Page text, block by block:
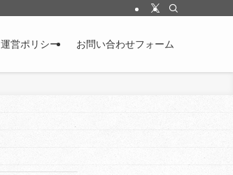
運営ポリシー お問い合わせフォーム